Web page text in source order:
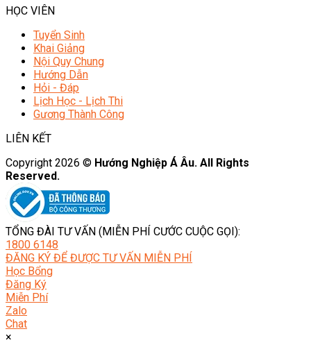
HỌC VIÊN
Tuyển Sinh
Khai Giảng
Nội Quy Chung
Hướng Dẫn
Hỏi - Đáp
Lịch Học - Lịch Thi
Gương Thành Công
LIÊN KẾT
Copyright 2026 © Hướng Nghiệp Á Âu. All Rights
Reserved.
TỔNG ĐÀI TƯ VẤN (MIỄN PHÍ CƯỚC CUỘC GỌI):
1800 6148
ĐĂNG KÝ ĐỂ ĐƯỢC TƯ VẤN MIỄN PHÍ
Học Bổng
Đăng Ký
Miễn Phí
Zalo
Chat
×